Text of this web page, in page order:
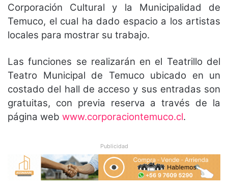
Corporación Cultural y la Municipalidad de
Temuco, el cual ha dado espacio a los artistas
locales para mostrar su trabajo.
Las funciones se realizarán en el Teatrillo del
Teatro Municipal de Temuco ubicado en un
costado del hall de acceso y sus entradas son
gratuitas, con previa reserva a través de la
página web www.corporaciontemuco.cl.
Publicidad